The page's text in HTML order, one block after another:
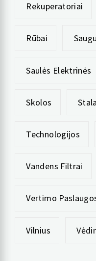
Rekuperatoriai
Rūbai
Saulės Elektrinės
Skolos
Technologijos
Vandens Filtrai
Vertimo
Vilnius